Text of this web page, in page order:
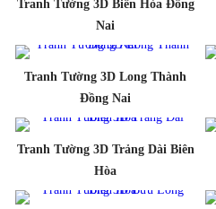
Tranh Tường 3D Biên Hòa Đồng
Nai
Tranh Tường 3D Long Thành
Đồng Nai
Tranh Tường 3D Trảng Dài Biên
Hòa